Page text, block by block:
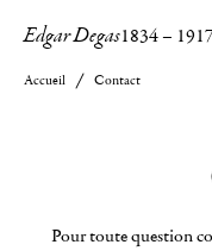
Edgar Degas1834–
Accueil Contact
Pour toute question